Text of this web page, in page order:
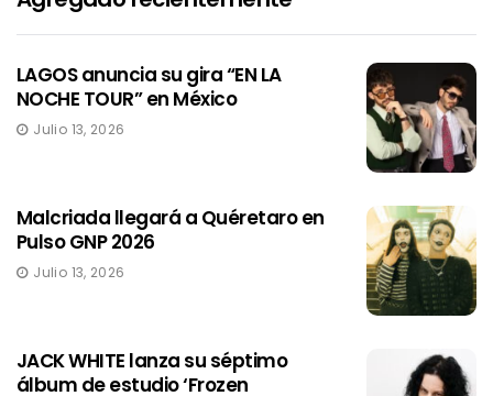
LAGOS anuncia su gira “EN LA
NOCHE TOUR” en México
Julio 13, 2026
Malcriada llegará a Quéretaro en
Pulso GNP 2026
Julio 13, 2026
JACK WHITE lanza su séptimo
álbum de estudio ‘Frozen